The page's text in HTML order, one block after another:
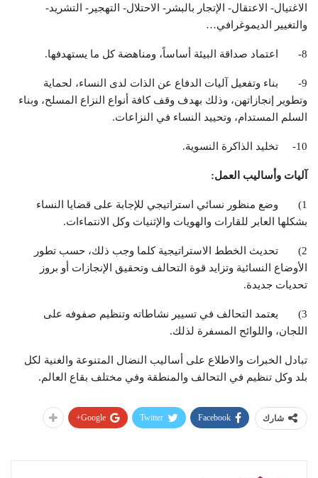
الاغتيال- الاعتقال- الإتجار بالبشر- الاحتلال- التهجير- التشريد-
والتغيير الديموغرافي…
8- اعتماد صداقة البيئة أساساً، ومناهضة كل ما يستهدفها.
9- بناء وتفعيل آليات الدفاع عن الذات لدى النساء، لحماية
وتطوير إنجازاتهن، وذلك بهدف وقف كافة أنواع النزاع المسلح، وبناء
السلم المستدام، وتحييد النساء في النزاعات.
10- تخليد الذاكرة النسوية.
آليات وأساليب العمل:
1) وضع منظور نسائي استراتيجي للإجابة على قضايا النساء
بشكلها العابر للقارات والهويات والإثنيات وكل الانتماءات.
2) تحديث الخطط الاستراتيجية كلما وجب ذلك، حسب تطور
الأوضاع النسائية وتزايد قوة التحالف وتحقيق الإنجازات أو بروز
تحديات جديدة.
3) يعتمد التحالف في تسيير نشاطاته وتنظيم صفوفه على
اللجان، واللوائح المسفرة لذلك.
تبادل الخبرات والاطلاع على أساليب النضال المتنوعة والغنية لكل
بلد وكل تنظيم في التحالف والمنطقة وفي مختلف بقاع العالم.
شارك Facebook
Twitter
Google+